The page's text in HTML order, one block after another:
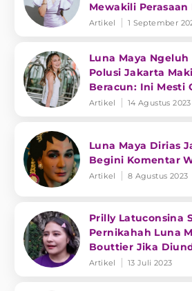
Mewakili Perasaan
Artikel 1 September
Luna Maya
Polusi Jakarta
Beracun: Ini Mesti
Artikel 14 Agustus 2023
Luna Maya Dirias
Begini Komentar
Artikel 8 Agustus 2023
Prilly Latuconsina
Pernikahah Luna
Bouttier Jika
Artikel 13 Juli 2023